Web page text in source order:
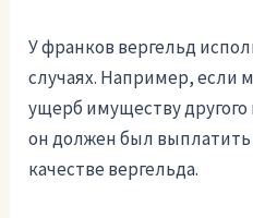
У франков вергельд
случаях. Например, если
ущерб имуществу
он должен был
качестве вергельда.